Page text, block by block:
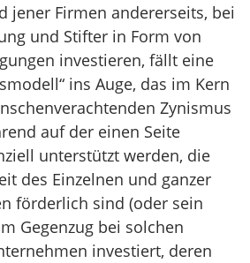
jener Firmen andererseits, bei
und Stifter in Form von
investieren, fällt eine
ins Auge, das im Kern
Zynismus
auf der einen Seite
unterstützt werden, die
des Einzelnen und ganzer
förderlich sind (oder sein
Gegenzug bei solchen
investiert, deren